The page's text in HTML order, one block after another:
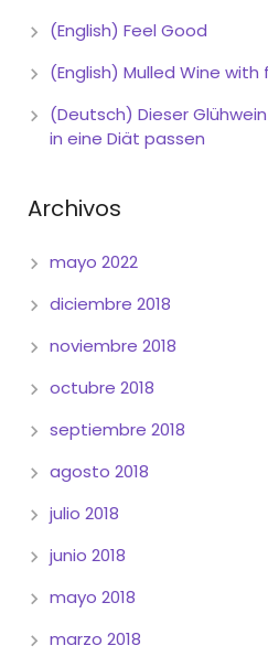
(English) Feel Good
(English) Mulled Wine
(Deutsch) Dieser
in eine Diät passen
Archivos
mayo 2022
diciembre 2018
noviembre 2018
octubre 2018
septiembre 2018
agosto 2018
julio 2018
junio 2018
mayo 2018
marzo 2018